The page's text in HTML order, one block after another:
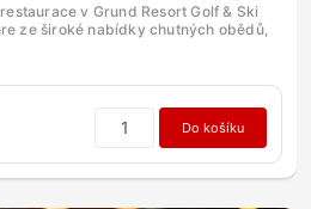
v Grund Resort Golf & Ski
ze široké nabídky chutných obědů,
Do košíku